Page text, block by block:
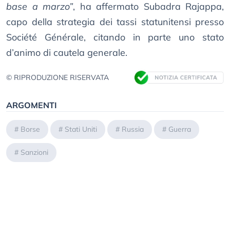
base a marzo”, ha affermato Subadra Rajappa,
capo della strategia dei tassi statunitensi presso
Société Générale, citando in parte uno stato
d’animo di cautela generale.
© RIPRODUZIONE RISERVATA
ARGOMENTI
# Borse # Stati Uniti # Russia # Guerra
# Sanzioni